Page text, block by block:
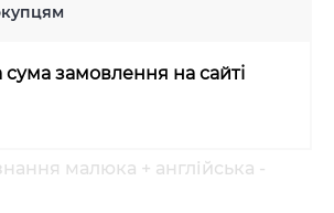
сума замовлення на сайті
малюка + англійська -